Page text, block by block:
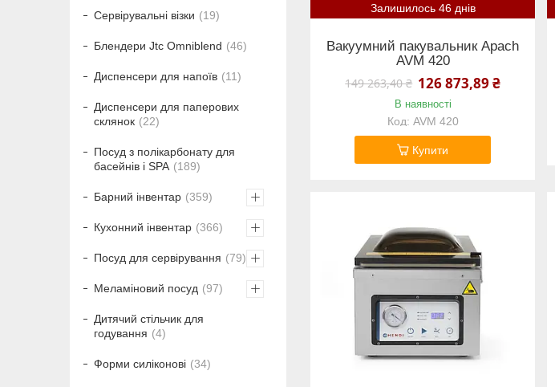
Залишилось 46 днів
Вакуумний пакувальник Apach
AVM 420
149 263,40 ₴ 126 873,89 ₴
В наявності
AVM 420
Купити
Сервірувальні візки 19
Блендери Jtc Omniblend 46
Диспенсери для напоїв 11
Диспенсери для паперових
склянок
22
Посуд з полікарбонату для
басейнів і SPA
189
Барний інвентар 359
Кухонний інвентар 366
Посуд для сервірування 79
Меламіновий посуд 97
Дитячий стільчик для
годування
4
Форми силіконові 34